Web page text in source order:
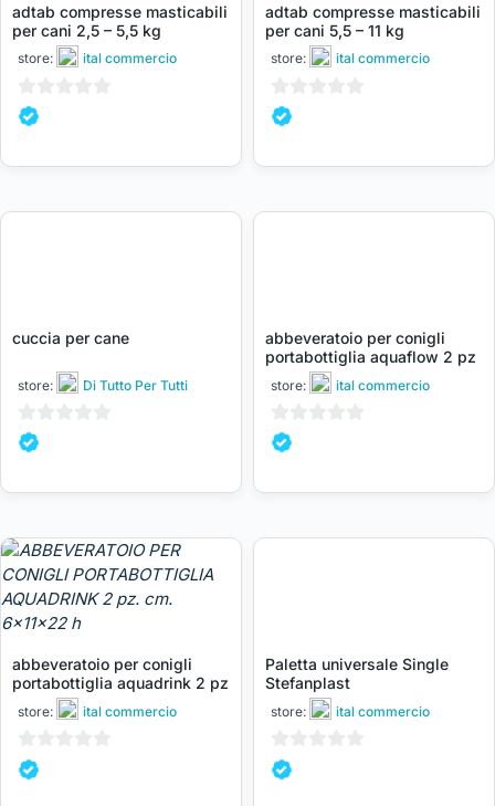
adtab compresse masticabili
per cani 2,5 – 5,5 kg
store: ital commercio
0
5
adtab compresse masticabili
per cani 5,5 – 11 kg
store: ital commercio
0
5
cuccia per cane
store: Di Tutto Per Tutti
0
5
abbeveratoio per conigli
portabottiglia aquaflow 2 pz
store: ital commercio
0
5
abbeveratoio per conigli
portabottiglia aquadrink 2 pz
store: ital commercio
0
Paletta universale Single
Stefanplast
store: ital commercio
0